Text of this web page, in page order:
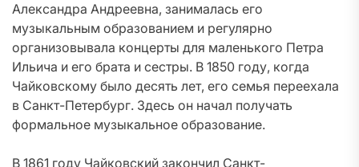
Александра Андреевна, занималась его
музыкальным образованием и регулярно
организовывала концерты для маленького Петра
Ильича и его брата и сестры. В 1850 году, когда
Чайковскому было десять лет, его семья переехала
в Санкт-Петербург. Здесь он начал получать
формальное музыкальное образование.
В 1861 году Чайковский закончил Санкт-